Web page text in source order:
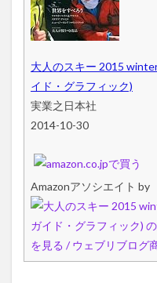
大人のスキー 2015
イド・グラフィック)
実業之日本社
2014-10-30
Amazonアソシエイト by